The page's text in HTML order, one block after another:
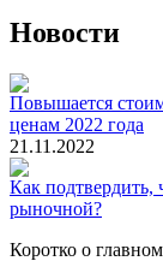
Новости
Повышается
ценам 2022 года
21.11.2022
Как подтвердить,
рыночной?
Коротко о главном